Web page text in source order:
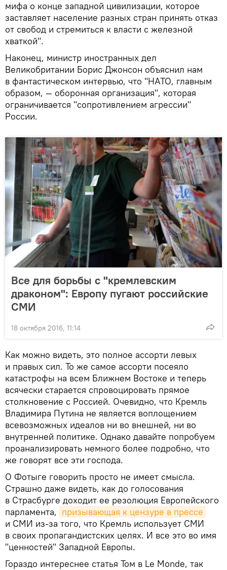
мифа о конце западной цивилизации, которое
заставляет население разных стран принять отказ
от свобод и стремиться к власти с железной
хваткой".
Наконец, министр иностранных дел
Великобритании Борис Джонсон объяснил нам
в фантастическом интервью, что "НАТО, главным
образом, — оборонная организация", которая
ограничивается "сопротивлением агрессии"
России.
Все для борьбы с "кремлевским
драконом": Европу пугают российские
СМИ
18 октября 2016, 11:14
Как можно видеть, это полное ассорти левых
и правых сил. То же самое ассорти посеяло
катастрофы на всем Ближнем Востоке и теперь
всячески старается спровоцировать прямое
столкновение с Россией. Очевидно, что Кремль
Владимира Путина не является воплощением
всевозможных идеалов ни во внешней, ни во
внутренней политике. Однако давайте попробуем
проанализировать немного более подробно, что
же говорят все эти господа.
О Фотыге говорить просто не имеет смысла.
Страшно даже видеть, как до голосования
в Страсбурге доходит ее резолюция Европейского
парламента, призывающая к цензуре в прессе
и СМИ из-за того, что Кремль использует СМИ
в своих пропагандистских целях. И все это во имя
"ценностей" Западной Европы.
Гораздо интереснее статья Том в Le Monde, так